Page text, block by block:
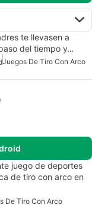
te llevasen a
del tiempo y…
Juegos De Tiro Con Arco
juego de deportes
de tiro con arco en
De Tiro Con Arco